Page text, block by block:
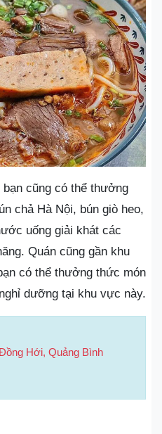
bạn cũng có thể thưởng
chả Hà Nội, bún giò heo,
uống giải khát các
Quán cũng gần khu
có thể thưởng thức món
dưỡng tại khu vực này.
Hới, Quảng Bình